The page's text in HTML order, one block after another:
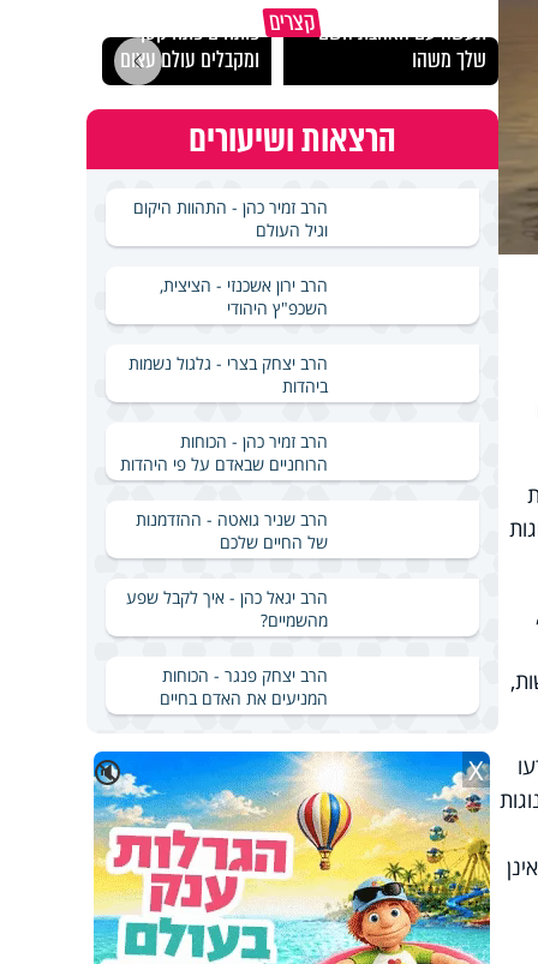
תענוגות
הטרגדיה של הצד המכני בסנט לואיס, התחילה לקראת סוף מלחמת העולם השנייה, ב-30 באוגוסט 1944,
פרעו
התענוגות
קצריםתעשה עם האהבת השם
שלך משהו
פותחים פתח קטן -
ומקבלים עולם עצום
הרצאות ושיעורים
הרב זמיר כהן - התהוות היקום
וגיל העולם
הרב ירון אשכנזי - הציצית,
השכפ"ץ היהודי
הרב יצחק בצרי - גלגול נשמות
ביהדות
הרב זמיר כהן - הכוחות
הרוחניים שבאדם על פי היהדות
הרב שניר גואטה - ההזדמנות
של החיים שלכם
הרב יגאל כהן - איך לקבל שפע
מהשמיים?
הרב יצחק פנגר - הכוחות
המניעים את האדם בחיים
🔇 X